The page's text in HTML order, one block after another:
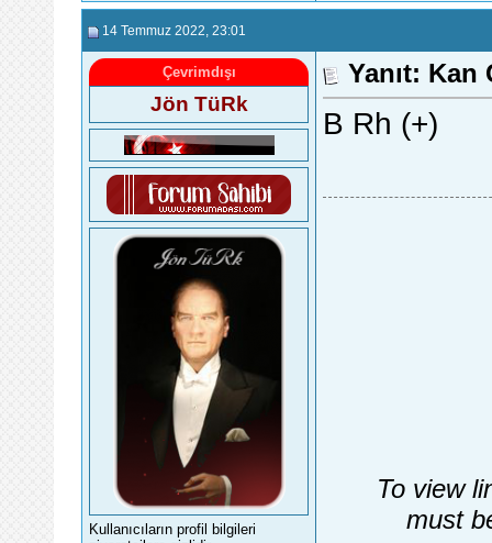
14 Temmuz 2022 , 23:01
Çevrimdışı
Jön TüRk
Kullanıcıların profil bilgileri
Yanıt:
B Rh (+)
To view
must